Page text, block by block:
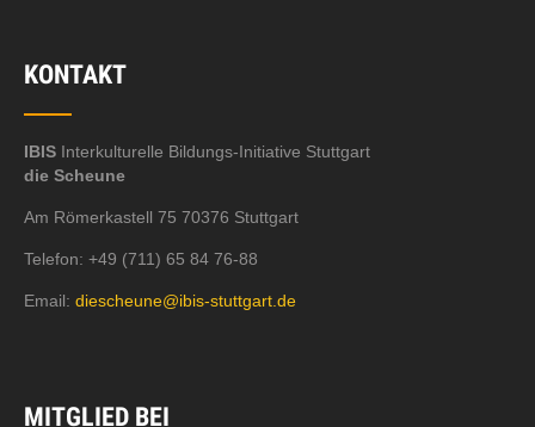
KONTAKT
IBIS Interkulturelle Bildungs-Initiative Stuttgart
die Scheune
Am Römerkastell 75 70376 Stuttgart
Telefon: +49 (711) 65 84 76-88
Email: diescheune@ibis-stuttgart.de
MITGLIED BEI